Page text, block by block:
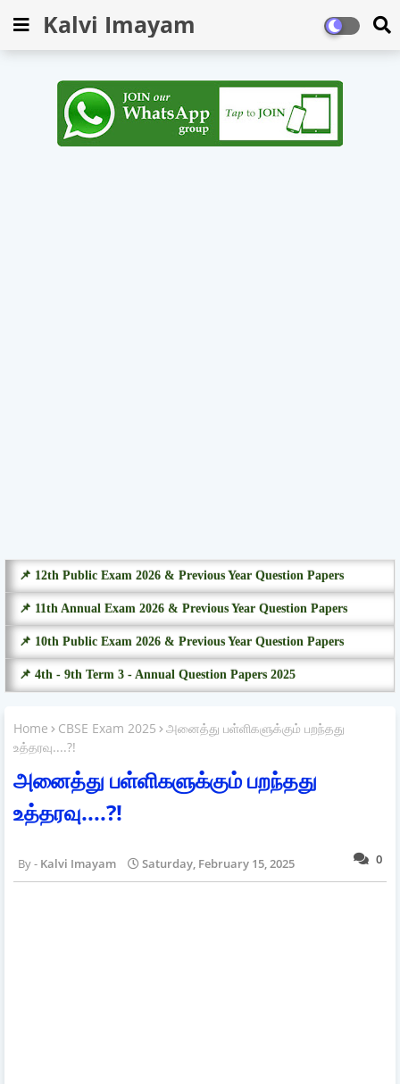
Kalvi Imayam
📌 12th Public Exam 2026 & Previous Year Question Papers
📌 11th Annual Exam 2026 & Previous Year Question Papers
📌 10th Public Exam 2026 & Previous Year Question Papers
📌 4th - 9th Term 3 - Annual Question Papers 2025
Home CBSE Exam 2025
அனைத்து பள்ளிகளுக்கும் பறந்தது
உத்தரவு....?!
அனைத்து பள்ளிகளுக்கும் பறந்தது
உத்தரவு....?!
0
Kalvi Imayam Saturday, February 15, 2025